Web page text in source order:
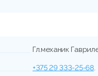
Гл.механик
+375 29 333-25-68.